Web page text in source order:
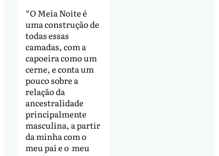
“O Meia Noite é
uma construção de
todas essas
camadas, com a
capoeira como um
cerne, e conta um
pouco sobre a
relação da
ancestralidade
principalmente
masculina, a partir
da minha com o
meu pai e o meu